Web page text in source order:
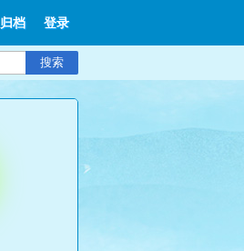
归档 登录
搜索